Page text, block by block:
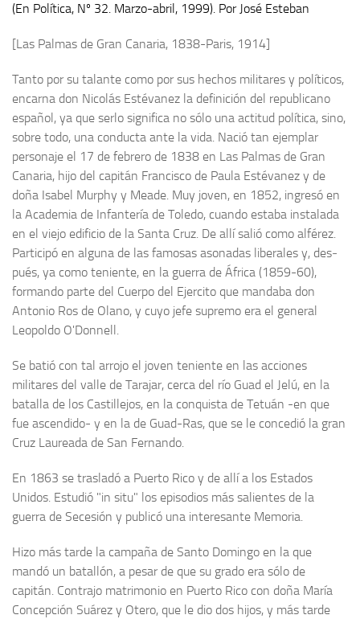
Textos esenciales del republicanismo
Archivo histórico
Archivo Documental
Biografía
Cronología fundamental de Manuel Azaña
Artículos sobre Manuel Azaña
Ochenta años sin Manuel Azaña
Bibliografías
Biblioteca
Catálogo Biblioteca
Fondo Mario J. Bonilla
Biblioteca-Novedades
Publicaciones destacadas de nuestra hemeroteca
Tienda
(En Política, Nº 32. Marzo-abril, 1999). Por José Esteban
[Las Palmas de Gran Canaria, 1838-Paris, 1914]
Tanto por su talante como por sus hechos militares y políti­cos,
encarna don Nicolás Estévanez la definición del republica­no
español, ya que serlo significa no sólo una actitud política, sino,
sobre todo, una conducta ante la vida. Nació tan ejemplar
personaje el 17 de febrero de 1838 en Las Palmas de Gran
Canaria, hijo del capitán Fran­cisco de Paula Estévanez y de
doña Isabel Murphy y Meade. Muy joven, en 1852, ingresó en
la Academia de Infantería de Toledo, cuando estaba instalada
en el viejo edificio de la Santa Cruz. De allí salió como alférez.
Par­ticipó en alguna de las famosas asonadas liberales y, des­
pués, ya como teniente, en la guerra de África (1859-60),
formando parte del Cuerpo del Ejercito que mandaba don
Antonio Ros de Olano, y cuyo jefe supremo era el general
Leopoldo O'Donnell.
Se batió con tal arrojo el joven teniente en las acciones
militares del valle de Tarajar, cerca del río Guad el Jelú, en la
batalla de los Castillejos, en la conquista de Tetuán -en que
fue ascendido- y en la de Guad-Ras, que se le con­cedió la gran
Cruz Laureada de San Fernando.
En 1863 se trasladó a Puerto Rico y de allí a los Esta­dos
Unidos. Estudió "in situ" los episodios más salientes de la
guerra de Secesión y publicó una interesante Memo­ria.
Hizo más tarde la campaña de Santo Domingo en la que
mandó un batallón, a pesar de que su grado era sólo de
capitán. Contrajo matrimonio en Puerto Rico con doña María
Concepción Suárez y Otero, que le dio dos hijos, y más tarde